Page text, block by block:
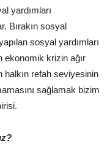
yardımları
Bırakın sosyal
sosyal yardımları
ekonomik krizin ağır
halkın refah seviyesinin
sağlamak bizim